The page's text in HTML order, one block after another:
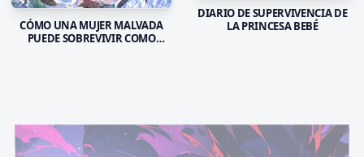
CÓMO UNA MUJER MALVADA
PUEDE SOBREVIVIR COMO
DIARIO DE SUPERVIVENCIA DE
LA PRINCESA BEBÉ